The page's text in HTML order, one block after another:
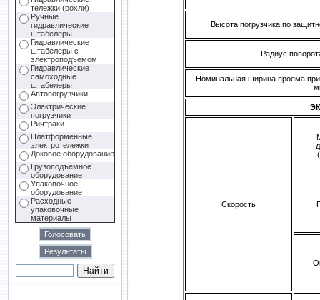
тележки (рохли)
Ручные
гидравлические
штабелеры
Гидравлические
штабелеры с
электроподъемом
Гидравлические
самоходные
штабелеры
Автопогрузчики
Электрические
погрузчики
Ричтраки
Платформенные
электротележки
Доковое оборудование
Грузоподъемное
оборудование
Упаковочное
оборудование
Расходные
упаковочные
материалы
Высота погрузчика по
Радиус
Номинальная ширина проема
Скорость